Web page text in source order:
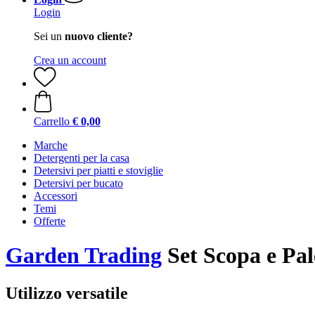
Login
Sei un nuovo cliente?
Crea un account
Carrello € 0,00
Marche
Detergenti per la casa
Detersivi per piatti e stoviglie
Detersivi per bucato
Accessori
Temi
Offerte
Garden Trading Set Scopa e
Utilizzo versatile